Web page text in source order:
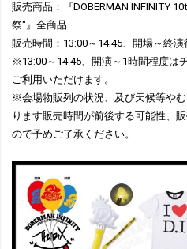
販売商品：『DOBERMAN INFINITY
祭"』全商品
販売時間：13:00～14:45、開場～終
※13:00～14:45、開演～1時間程度は
ご利用いただけます。
※会場物販列の状況、及び天候等や
ります販売時間が前後する可能性、
ので予めご了承ください。